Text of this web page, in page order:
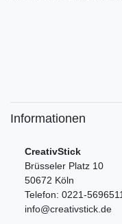
Informationen
CreativStick
Brüsseler Platz 10
50672 Köln
Telefon: 0221-5696511
info@creativstick.de